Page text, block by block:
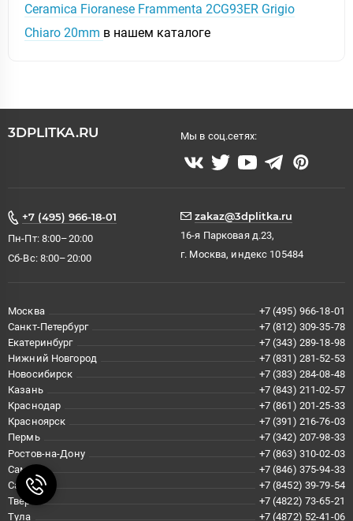
Ceramica Fioranese Frammenta 2CG93ER Grigio
Chiaro 20mm в нашем каталоге
3DPLITKA.RU Мы в соц.сетях:
+7 (495) 966-18-01
Пн-Пт: 8:00–20:00
Сб-Вс: 8:00–20:00
zakaz@3dplitka.ru
16-я Парковая д.23,
г. Москва, индекс 105484
Москва
+7 (495) 966-18-01
Санкт-Петербург
+7 (812) 309-35-78
Екатеринбург
+7 (343) 289-18-98
Нижний Новгород
+7 (831) 281-52-53
Новосибирск
+7 (383) 284-08-48
Казань
+7 (843) 211-02-57
Краснодар
+7 (861) 201-25-33
Красноярск
+7 (391) 216-76-03
Пермь
+7 (342) 207-98-33
Ростов-на-Дону
+7 (863) 310-02-03
Самара
+7 (846) 375-94-33
Саратов
+7 (8452) 39-79-54
Тверь
+7 (4822) 73-65-21
Тула
+7 (4872) 52-41-06